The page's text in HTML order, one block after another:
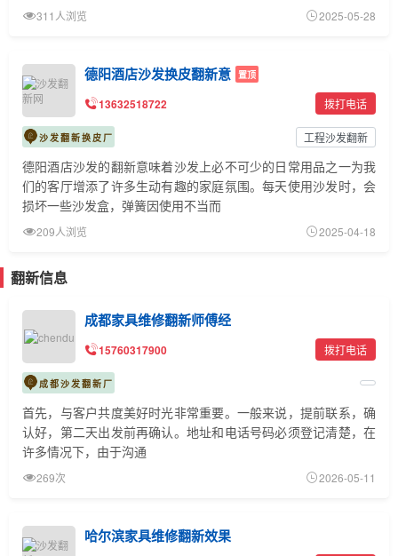
311人浏览 2025-05-28
德阳酒店沙发换皮翻新意 置顶
13632518722 拨打电话
沙发翻新换皮厂 工程沙发翻新
德阳酒店沙发的翻新意味着沙发上必不可少的日常用品之一为我
们的客厅增添了许多生动有趣的家庭氛围。每天使用沙发时，会
损坏一些沙发盒，弹簧因使用不当而
209人浏览 2025-04-18
翻新信息
成都家具维修翻新师傅经
15760317900 拨打电话
成都沙发翻新厂
首先，与客户共度美好时光非常重要。一般来说，提前联系，确
认好，第二天出发前再确认。地址和电话号码必须登记清楚，在
许多情况下，由于沟通
269次 2026-05-11
哈尔滨家具维修翻新效果